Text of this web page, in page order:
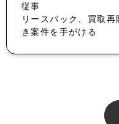
従事
リースバック、買取
き案件を手がける